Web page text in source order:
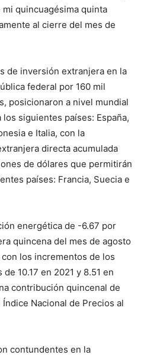
quincuagésima quinta
al cierre del mes de
de inversión extranjera en la
federal por 160 mil
posicionaron a nivel mundial
siguientes países: España,
e Italia, con la
directa acumulada
de dólares que permitirán
países: Francia, Suecia e
energética de -6.67 por
quincena del mes de agosto
los incrementos de los
10.17 en 2021 y 8.51 en
contribución quincenal de
Nacional de Precios al
contundentes en la